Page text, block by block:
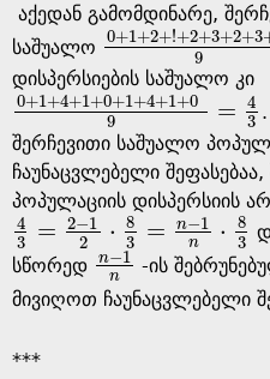
აქედან გამომდინარე,
საშუალო 0+1+2+!+2+3+2+3
9
0+1+2+!+2+3+
დისპერსიების საშუალო კი
0+1+4+1+0+1+4+1+0
9
=
4
3
0+1+4+1+0+1+4+1 +0 9=
შერჩევითი საშუალო
ჩაუნაცვლებელი
პოპულაციის დისპერსიის
4
3
= 2−1
2
⋅ 8
3
= n−1
n ⋅
8
3
43 =2 -12· 83 = n-1 n·83
სწორედ
n−1
n
n-1n -ის
მივიღოთ ჩაუნაცვლებელი
***